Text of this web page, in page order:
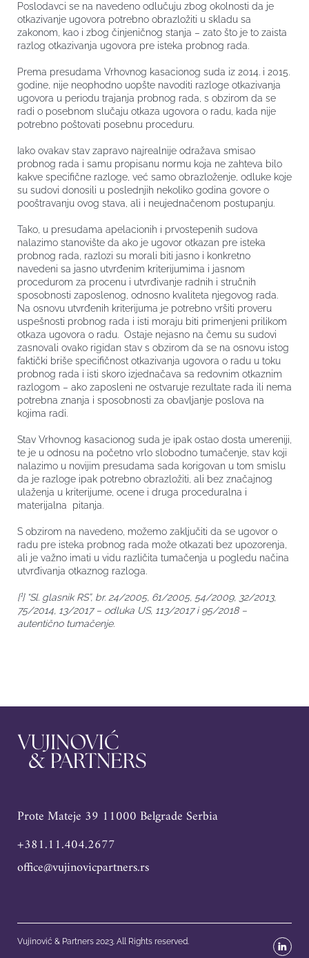
Poslodavci se na navedeno odlučuju zbog okolnosti da je
otkazivanje ugovora potrebno obrazložiti u skladu sa
zakonom, kao i zbog činjeničnog stanja – zato što je to zaista
razlog otkazivanja ugovora pre isteka probnog rada.
Prema presudama Vrhovnog kasacionog suda iz 2014. i 2015.
godine, nije neophodno uopšte navoditi razloge otkazivanja
ugovora u periodu trajanja probnog rada, s obzirom da se
radi o posebnom slučaju otkaza ugovora o radu, kada nije
potrebno poštovati posebnu proceduru.
Iako ovakav stav zapravo najrealnije odražava smisao
probnog rada i samu propisanu normu koja ne zahteva bilo
kakve specifične razloge, već samo obrazloženje, odluke koje
su sudovi donosili u poslednjih nekoliko godina govore o
pooštravanju ovog stava, ali i neujednačenom postupanju.
Tako, u presudama apelacionih i prvostepenih sudova
nalazimo stanovište da ako je ugovor otkazan pre isteka
probnog rada, razlozi su morali biti jasno i konkretno
navedeni sa jasno utvrđenim kriterijumima i jasnom
procedurom za procenu i utvrđivanje radnih i stručnih
sposobnosti zaposlenog, odnosno kvaliteta njegovog rada.
Na osnovu utvrđenih kriterijuma je potrebno vršiti proveru
uspešnosti probnog rada i isti moraju biti primenjeni prilikom
otkaza ugovora o radu. Ostaje nejasno na čemu su sudovi
zasnovali ovako rigidan stav s obzirom da se na osnovu istog
faktički briše specifičnost otkazivanja ugovora o radu u toku
probnog rada i isti skoro izjednačava sa redovnim otkaznim
razlogom – ako zaposleni ne ostvaruje rezultate rada ili nema
potrebna znanja i sposobnosti za obavljanje poslova na
kojima radi.
Stav Vrhovnog kasacionog suda je ipak ostao dosta umereniji,
te je u odnosu na početno vrlo slobodno tumačenje, stav koji
nalazimo u novijim presudama sada korigovan u tom smislu
da je razloge ipak potrebno obrazložiti, ali bez značajnog
ulaženja u kriterijume, ocene i druga proceduralna i
materijalna pitanja.
S obzirom na navedeno, možemo zaključiti da se ugovor o
radu pre isteka probnog rada može otkazati bez upozorenja,
ali je važno imati u vidu različita tumačenja u pogledu načina
utvrđivanja otkaznog razloga.
[¹]“Sl. glasnik RS”, br. 24/2005, 61/2005, 54/2009, 32/2013,
75/2014, 13/2017 – odluka US, 113/2017 i 95/2018 –
autentično tumačenje.
Prote Mateje 39 11000 Belgrade Serbia
+381.11.404.2677
office@vujinovicpartners.rs
Vujinović & Partners 2023. All Rights reserved.